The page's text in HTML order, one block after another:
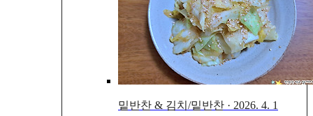
밑반찬 & 김치/밑반찬 · 2026. 4. 1